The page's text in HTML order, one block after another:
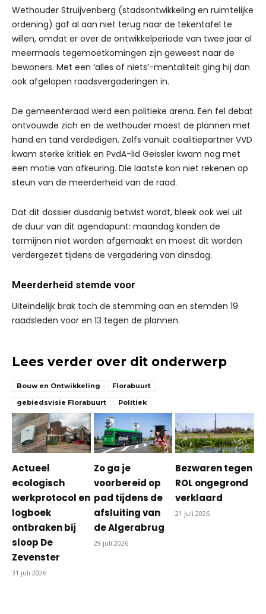
Wethouder Struijvenberg (stadsontwikkeling en ruimtelijke
ordening) gaf al aan niet terug naar de tekentafel te
willen, omdat er over de ontwikkelperiode van twee jaar al
meermaals tegemoetkomingen zijn geweest naar de
bewoners. Met een ‘alles of niets’-mentaliteit ging hij dan
ook afgelopen raadsvergaderingen in.
De gemeenteraad werd een politieke arena. Een fel debat
ontvouwde zich en de wethouder moest de plannen met
hand en tand verdedigen. Zelfs vanuit coalitiepartner VVD
kwam sterke kritiek en PvdA-lid Geissler kwam nog met
een motie van afkeuring. Die laatste kon niet rekenen op
steun van de meerderheid van de raad.
Dat dit dossier dusdanig betwist wordt, bleek ook wel uit
de duur van dit agendapunt: maandag konden de
termijnen niet worden afgemaakt en moest dit worden
verdergezet tijdens de vergadering van dinsdag.
Meerderheid stemde voor
Uiteindelijk brak toch de stemming aan en stemden 19
raadsleden voor en 13 tegen de plannen.
Lees verder over dit onderwerp
Bouw en Ontwikkeling
Florabuurt
gebiedsvisie Florabuurt
Politiek
Actueel
ecologisch
werkprotocol en
logboek
ontbraken bij
sloop De
Zevenster
31 juli 2026
Zo ga je
voorbereid op
pad tijdens de
afsluiting van
de Algerabrug
29 juli 2026
Bezwaren tegen
ROL ongegrond
verklaard
21 juli 2026